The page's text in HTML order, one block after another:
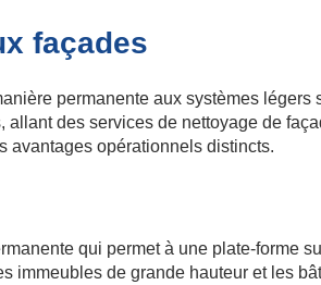
façades
permanente aux systèmes
des services de nettoyage de
avantages opérationnels distincts.
qui permet à une plate-forme
de grande hauteur et les